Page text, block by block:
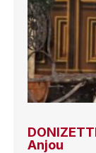
Anjou